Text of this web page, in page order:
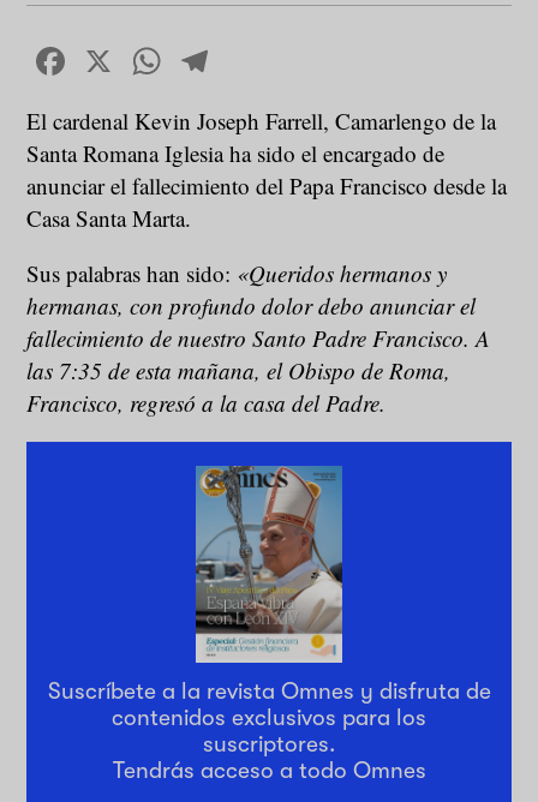
Facebook
X WhatsApp
El cardenal Kevin Joseph Farrell, Camarlengo de la
Santa Romana Iglesia ha sido el encargado de
anunciar el fallecimiento del Papa Francisco desde la
Casa Santa Marta.
Sus palabras han sido: «Queridos hermanos y
hermanas, con profundo dolor debo anunciar el
fallecimiento de nuestro Santo Padre Francisco. A
las 7:35 de esta mañana, el Obispo de Roma,
Francisco, regresó a la casa del Padre.
Suscríbete a la revista Omnes y disfruta de
contenidos exclusivos para los
suscriptores.
Tendrás acceso a todo Omnes